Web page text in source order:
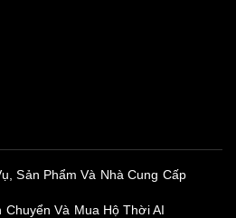
Sản Phẩm Và Nhà Cung Cấp
Và Mua Hộ Thời AI